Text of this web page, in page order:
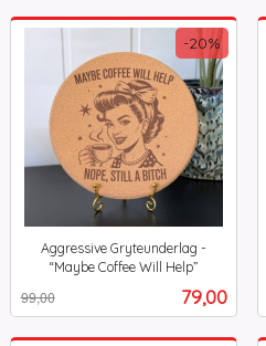
Aggressive Gryteunderlag -
“Maybe Coffee Will Help”
Tilbud
79,00
99,00
-20%
mva.